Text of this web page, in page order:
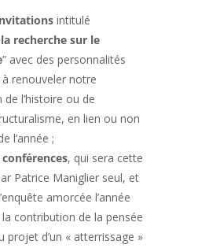
intitulé
recherche sur le
” avec des personnalités
renouveler notre
l’histoire ou de
en lien ou non
l’année ;
, qui sera cette
Patrice Maniglier seul, et
amorcée l’année
contribution de la pensée
projet d’un « atterrissage »